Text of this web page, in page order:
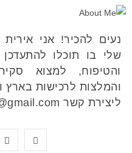
נעים להכיר! אני
שלי בו תוכלו
והטיפוח, למצוא
והמלצות לרכישות בארץ
ליצירת קשר metukteket@gmail.com